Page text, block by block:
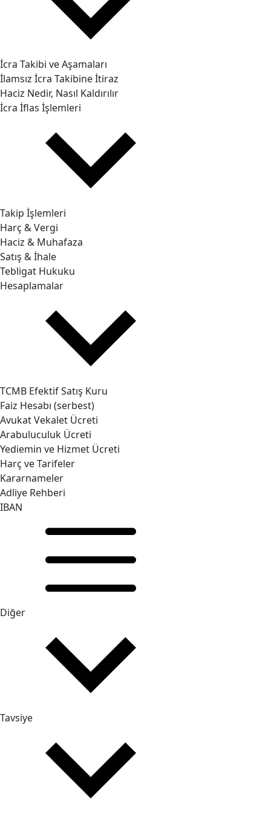
İcra Takibi ve Aşamaları
İlamsız İcra Takibine İtiraz
Haciz Nedir, Nasıl Kaldırılır
İcra İflas İşlemleri
Takip İşlemleri
Harç & Vergi
Haciz & Muhafaza
Satış & İhale
Tebligat Hukuku
Hesaplamalar
TCMB Efektif Satış Kuru
Faiz Hesabı (serbest)
Avukat Vekalet Ücreti
Arabuluculuk Ücreti
Yediemin ve Hizmet Ücreti
Harç ve Tarifeler
Kararnameler
Adliye Rehberi
IBAN
Diğer
Tavsiye